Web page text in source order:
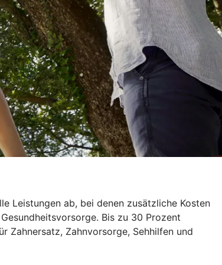
Leistungen ab, bei denen zusätzliche Kosten
Bis zu 30 Prozent
Zahnersatz, Zahnvorsorge, Sehhilfen und